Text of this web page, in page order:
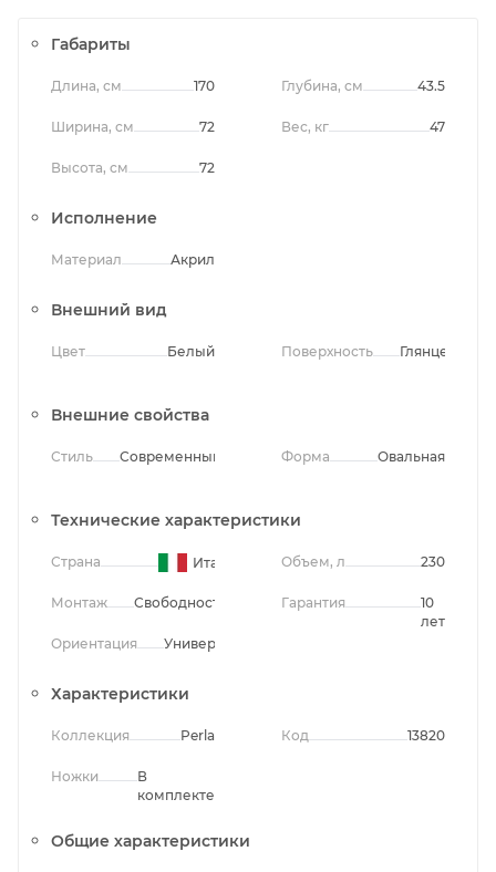
Габариты
Длина, см 170
Ширина, см 72
Высота, см 72
Глубина, см 43.5
Вес, кг 47
Исполнение
Материал Акрил
Внешний вид
Цвет Белый Поверхность Глянцевая
Внешние свойства
Стиль Современный Форма Овальная
Технические характеристики
Страна Италия
Монтаж Свободностоящий
Ориентация Универсальная
Объем, л 230
Гарантия
10
лет
Характеристики
Коллекция Perla
Ножки
В
комплекте
Код 13820
Общие характеристики